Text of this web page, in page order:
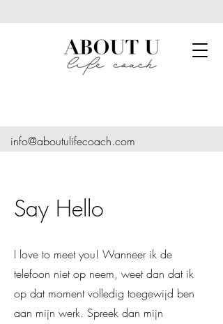
info@aboutulifecoach.com
Say Hello
I love to meet you! Wanneer ik de
telefoon niet op neem, weet dan dat ik
op dat moment volledig toegewijd ben
aan mijn werk. Spreek dan mijn